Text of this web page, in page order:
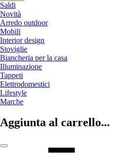
Saldi
Novità
Arredo outdoor
Mobili
Interior design
Stoviglie
Biancheria per la casa
Illuminazione
Tappeti
Elettrodomestici
Lifestyle
Marche
Aggiunta al carrello...